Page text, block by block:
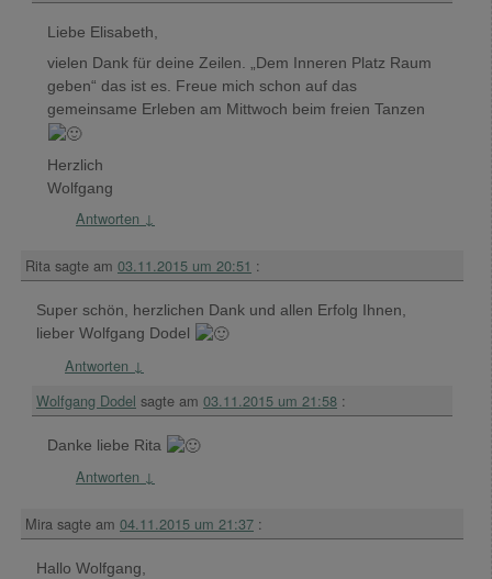
Liebe Elisabeth,
vielen Dank für deine Zeilen. „Dem Inneren Platz Raum
geben“ das ist es. Freue mich schon auf das
gemeinsame Erleben am Mittwoch beim freien Tanzen
Herzlich
Wolfgang
Antworten ↓
Rita sagte am 03.11.2015 um 20:51 :
Super schön, herzlichen Dank und allen Erfolg Ihnen,
lieber Wolfgang Dodel
Antworten ↓
Wolfgang Dodel sagte am 03.11.2015 um 21:58 :
Danke liebe Rita
Antworten ↓
Mira sagte am 04.11.2015 um 21:37 :
Hallo Wolfgang,